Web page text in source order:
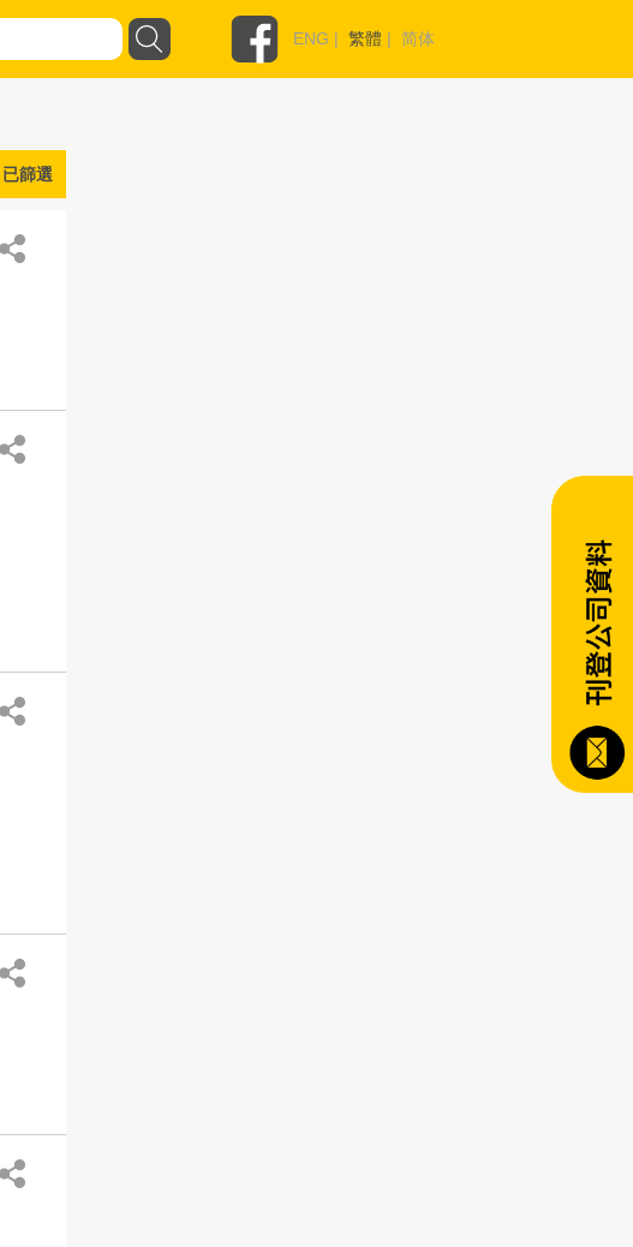
ENG | 繁體 | 简体
已篩選